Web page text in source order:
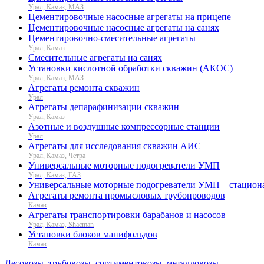
Урал, Камаз, МАЗ
Цементировочные насосные агрегаты на прицепе
Цементировочные насосные агрегаты на санях
Цементировочно-смесительные агрегаты
Урал, Камаз
Смесительные агрегаты на санях
Установки кислотной обработки скважин (АКОС)
Урал, Камаз, МАЗ
Агрегаты ремонта скважин
Урал
Агрегаты депарафинизации скважин
Урал, Камаз
Азотные и воздушные компрессорные станции
Урал
Агрегаты для исследования скважин АИС
Урал, Камаз, Четра
Универсальные моторные подогреватели УМП
Урал, Камаз, ГАЗ
Универсальные моторные подогреватели УМП –
Агрегаты ремонта промысловых трубопроводов
Камаз
Агрегаты транспортировки барабанов и насосов
Урал, Камаз, Shacman
Установки блоков манифольдов
Камаз